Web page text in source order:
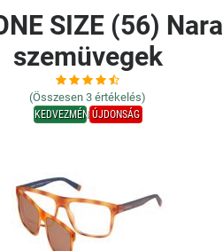
SIZE (56)
szemüvegek
(Összesen 3 értékelés)
KEDVEZMÉNYÚJDONSÁG